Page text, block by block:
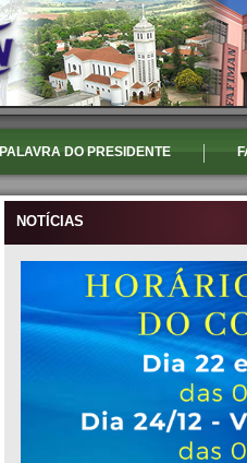
PALAVRA DO PRESIDENTE
NOTÍCIAS